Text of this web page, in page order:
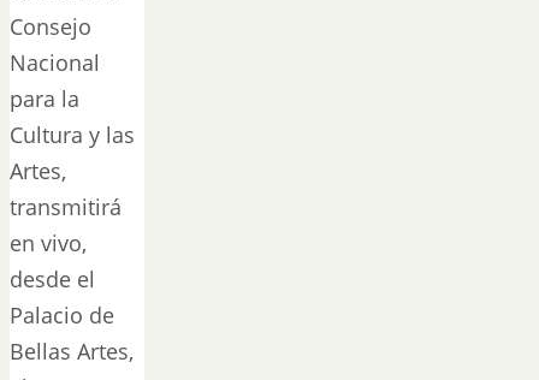
Consejo
Nacional
para la
Cultura y las
Artes,
transmitirá
en vivo,
desde el
Palacio de
Bellas Artes,